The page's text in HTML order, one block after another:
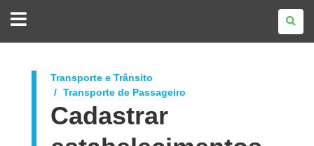
DO
Transporte e Trânsito
Transporte de Passageiro
Cadastrar